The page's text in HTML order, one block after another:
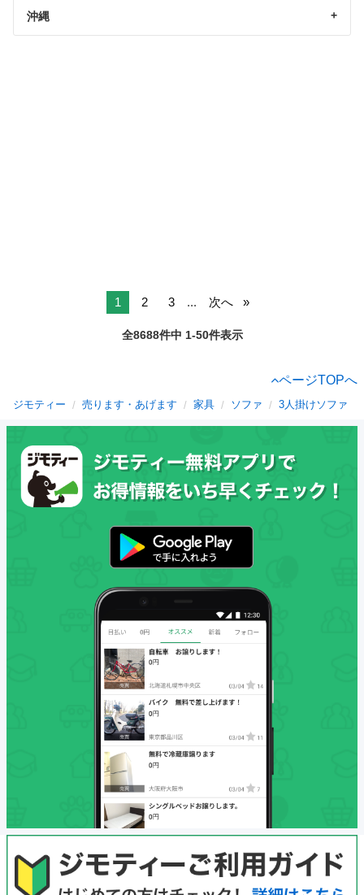
沖縄
1 2 3 ... 次へ
全8688件中 1-50件表示
ページTOPへ
ジモティー 売ります・あげます 家具 ソファ 3人掛けソファ